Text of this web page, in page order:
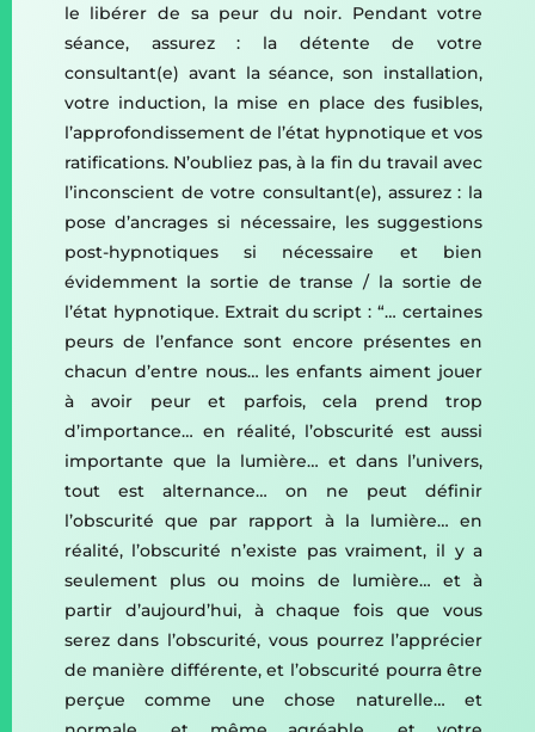
le libérer de sa peur du noir. Pendant votre
séance, assurez : la détente de votre
consultant(e) avant la séance, son installation,
votre induction, la mise en place des fusibles,
l’approfondissement de l’état hypnotique et vos
ratifications. N’oubliez pas, à la fin du travail avec
l’inconscient de votre consultant(e), assurez : la
pose d’ancrages si nécessaire, les suggestions
post-hypnotiques si nécessaire et bien
évidemment la sortie de transe / la sortie de
l’état hypnotique. Extrait du script : “… certaines
peurs de l’enfance sont encore présentes en
chacun d’entre nous… les enfants aiment jouer
à avoir peur et parfois, cela prend trop
d’importance… en réalité, l’obscurité est aussi
importante que la lumière… et dans l’univers,
tout est alternance… on ne peut définir
l’obscurité que par rapport à la lumière… en
réalité, l’obscurité n’existe pas vraiment, il y a
seulement plus ou moins de lumière… et à
partir d’aujourd’hui, à chaque fois que vous
serez dans l’obscurité, vous pourrez l’apprécier
de manière différente, et l’obscurité pourra être
perçue comme une chose naturelle… et